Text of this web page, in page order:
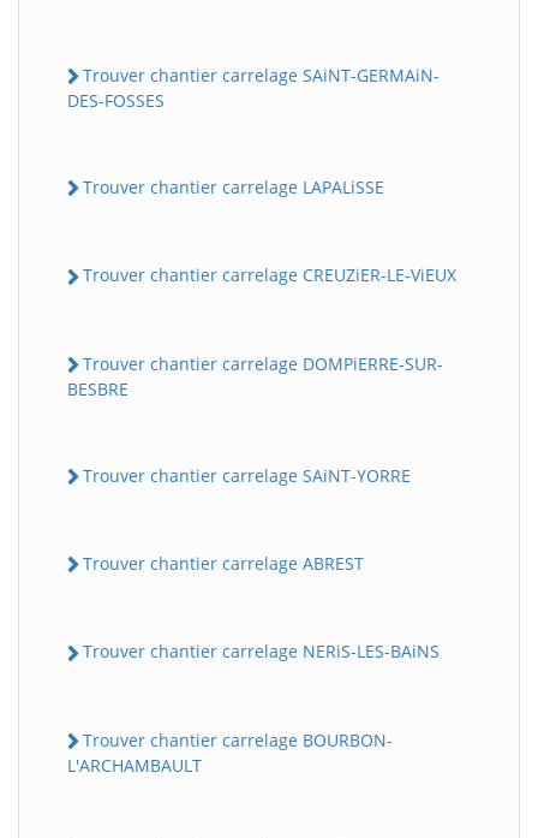
Trouver chantier carrelage SAiNT-GERMAiN-
DES-FOSSES
Trouver chantier carrelage LAPALiSSE
Trouver chantier carrelage CREUZiER-LE-ViEUX
Trouver chantier carrelage DOMPiERRE-SUR-
BESBRE
Trouver chantier carrelage SAiNT-YORRE
Trouver chantier carrelage ABREST
Trouver chantier carrelage NERiS-LES-BAiNS
Trouver chantier carrelage BOURBON-
L'ARCHAMBAULT